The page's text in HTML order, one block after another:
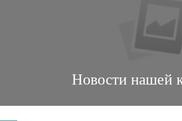
Новости нашей